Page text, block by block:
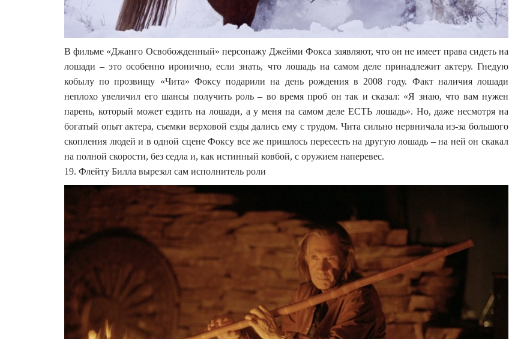
В фильме «Джанго Освобожденный» персонажу Джейми Фокса заявляют, что он не имеет права сидеть на
лошади – это особенно иронично, если знать, что лошадь на самом деле принадлежит актеру. Гнедую
кобылу по прозвищу «Чита» Фоксу подарили на день рождения в 2008 году. Факт наличия лошади
неплохо увеличил его шансы получить роль – во время проб он так и сказал: «Я знаю, что вам нужен
парень, который может ездить на лошади, а у меня на самом деле ЕСТЬ лошадь». Но, даже несмотря на
богатый опыт актера, съемки верховой езды дались ему с трудом. Чита сильно нервничала из-за большого
скопления людей и в одной сцене Фоксу все же пришлось пересесть на другую лошадь – на ней он скакал
на полной скорости, без седла и, как истинный ковбой, с оружием наперевес.
19. Флейту Билла вырезал сам исполнитель роли